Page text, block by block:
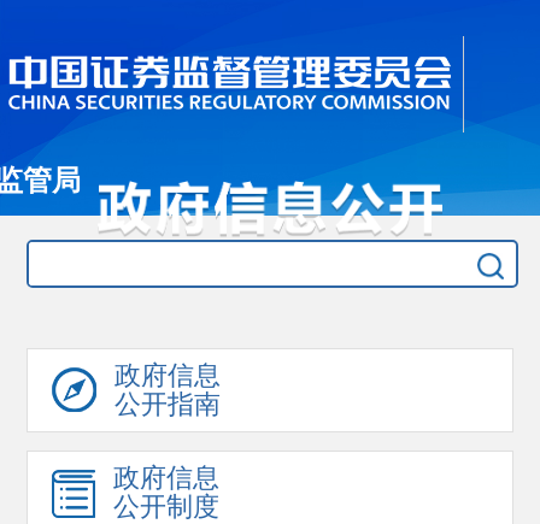
管局
政府信息
公开指南
政府信息
公开制度